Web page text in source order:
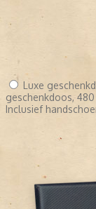
Luxe
geschenkdoos,
Inclusief